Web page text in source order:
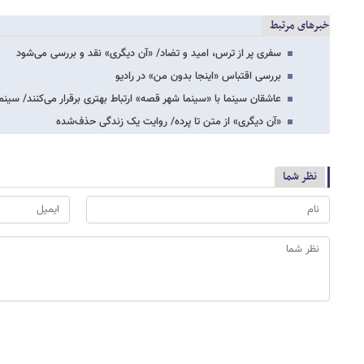
خبرهای مرتبط
سفری پر از ترس، امید و تضاد/ «آن دیگری» نقد و بررسی می‌شود
بررسی اقتباس «اینجا بدون من» در رادیو
عاشقان سینما با «سینما شهر قصه» ارتباط بهتری برقرار می‌کنند/
«آن دیگری» از متن تا پرده/ روایت یک زندگی حذف‌شده
نظر شما